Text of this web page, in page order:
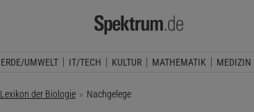
ERDE/UMWELT IT/TECH KULTUR MATHEMATIK MEDIZIN
Lexikon der Biologie Aktuelle Seite:
Nachgelege